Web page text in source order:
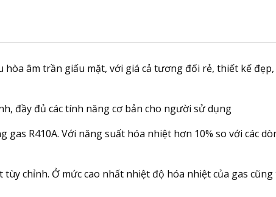
hòa âm trần giấu mặt, với giá cả tương đối rẻ, thiết kế
đầy đủ các tính năng cơ bản cho người sử dụng
R410A. Với năng suất hóa nhiệt hơn 10% so với các
chỉnh. Ở mức cao nhất nhiệt độ hóa nhiệt của gas